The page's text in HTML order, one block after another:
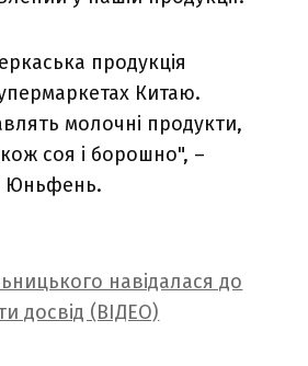
продукція
Китаю.
молочні продукти,
соя і борошно", –
Юньфень.
навідалася до
досвід (ВІДЕО)